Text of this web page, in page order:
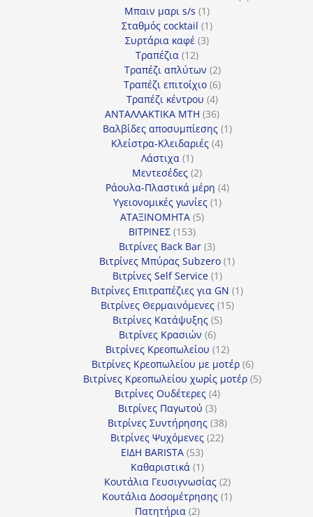
Μπαιν μαρι s/s 11
προϊόν
Σταθμός cocktail 11
Συρτάρια καφέ 33
Τραπέζια 1212
προϊόντα
Τραπέζι απλύτων 22
προϊόντα
Τραπέζι επιτοίχιο 66
προϊόντα
Τραπέζι κέντρου 44
προϊόντα
ΑΝΤΑΛΛΑΚΤΙΚΑ MTH 3636
προϊόντα
Βαλβίδες αποσυμπίεσης 11
Κλείστρα-Κλειδαριές 44
Λάστιχα 11
προϊόν
Μεντεσέδες 22
προϊόντα
Ράουλα-Πλαστικά μέρη 44
Υγειονομικές γωνίες 11
ΑΤΑΞΙΝΟΜΗΤΑ 55
ΒΙΤΡΙΝΕΣ 153153
προϊόντα
Βιτρίνες Back Bar 33
προϊόντα
Βιτρίνες Mπύρας Subzero 11
Βιτρίνες Self Service 11
προϊόν
Βιτρίνες Επιτραπέζιες για GN 11
Βιτρίνες Θερμαινόμενες 1515
Βιτρίνες Κατάψυξης 55
Βιτρίνες Κρασιών 66
προϊόντα
Βιτρίνες Κρεοπωλείου 1212
προϊόντα
Βιτρίνες Κρεοπωλείου με μοτέρ 66
προϊόντα
Βιτρίνες Κρεοπωλείου χωρίς μοτέρ 55
Βιτρίνες Ουδέτερες 44
προϊόντα
Βιτρίνες Παγωτού 33
προϊόντα
Βιτρίνες Συντήρησης 3838
προϊόντα
Βιτρίνες Ψυχόμενες 2222
ΕΙΔΗ BARISTA 5353
προϊόντα
Καθαριστικά 11
προϊόν
Κουτάλια Γευσιγνωσίας 22
προϊόντα
Κουτάλια Δοσομέτρησης 11
Πατητήρια 22